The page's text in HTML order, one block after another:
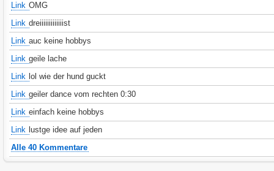
Link OMG
Link dreiiiiiiiiiiiiist
Link auc keine hobbys
Link geile lache
Link lol wie der hund guckt
Link geiler dance vom rechten 0:30
Link einfach keine hobbys
Link lustge idee auf jeden
Alle 40 Kommentare